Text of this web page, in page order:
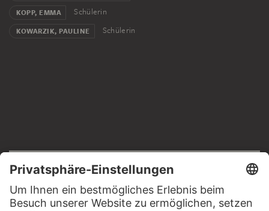
KOPP, EMMA Schülerin
KOWARZIK, PAULINE Schülerin
Impressum
Datenschutz
Copyright © 2026 Städel Museum